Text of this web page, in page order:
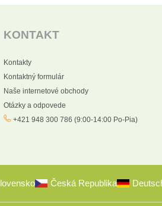
KONTAKT
Kontakty
Kontaktný formulár
Naše internetové obchody
Otázky a odpovede
+421 948 300 786 (9:00-14:00 Po-Pia)
Česká Republika